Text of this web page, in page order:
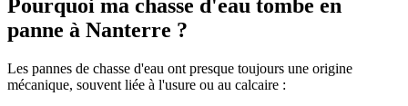
Pourquoi ma chasse d'eau tombe en
panne à Nanterre ?
Les pannes de chasse d'eau ont presque toujours une origine
mécanique, souvent liée à l'usure ou au calcaire :